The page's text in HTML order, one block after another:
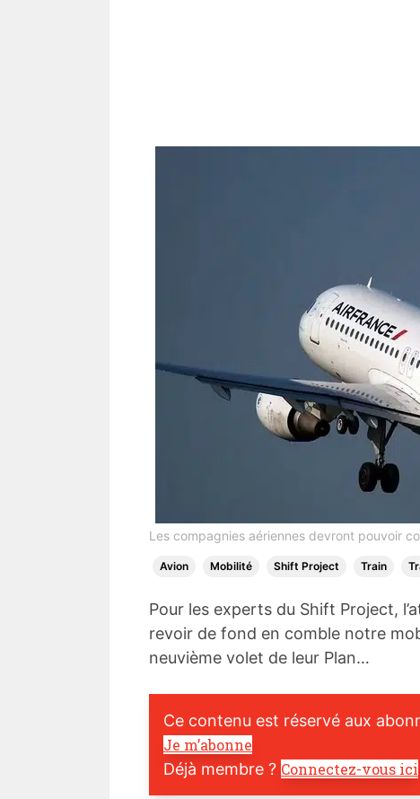
Les compagnies aériennes devront pouvoir
Avion Mobilité Shift Project Train
Pour les experts du Shift Project,
revoir de fond en comble notre
neuvième volet de leur Plan…
Ce contenu est réservé aux
Je m’abonne
Déjà membre ? Connectez-vous ici